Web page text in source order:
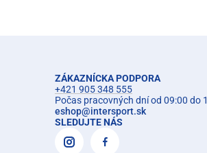
ZÁKAZNÍCKA PODPORA
+421 905 348 555
Počas pracovných dní od 09:00 do
eshop@intersport.sk
SLEDUJTE NÁS